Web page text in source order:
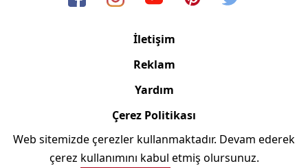
İletişim
Reklam
Yardım
Çerez Politikası
Copyright © 2006/2024 Canlimobeseizle.com
Web sitemizde çerezler kullanmaktadır. Devam ederek
çerez kullanımını kabul etmiş olursunuz.